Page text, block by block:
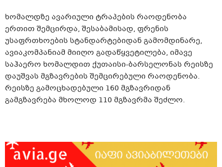
ხომალდზე ავარიული ტრაპების რაოდენობა
ერთით შემცირდა, შესაბამისად, ფრენის
უსაფრთხოების სტანდარტებიდან გამომდინარე,
ავიაკომპანიამ მიიღო გადაწყვეტილება, იმავე
საჰაერო ხომალდით ქუთაისი-ბარსელონას რეისზე
დაუშვას მგზავრების შემცირებული რაოდენობა.
რეისზე გამოცხადებული 160 მგზავრიდან
გამგზავრება მხოლოდ 110 მგზავრმა შეძლო.